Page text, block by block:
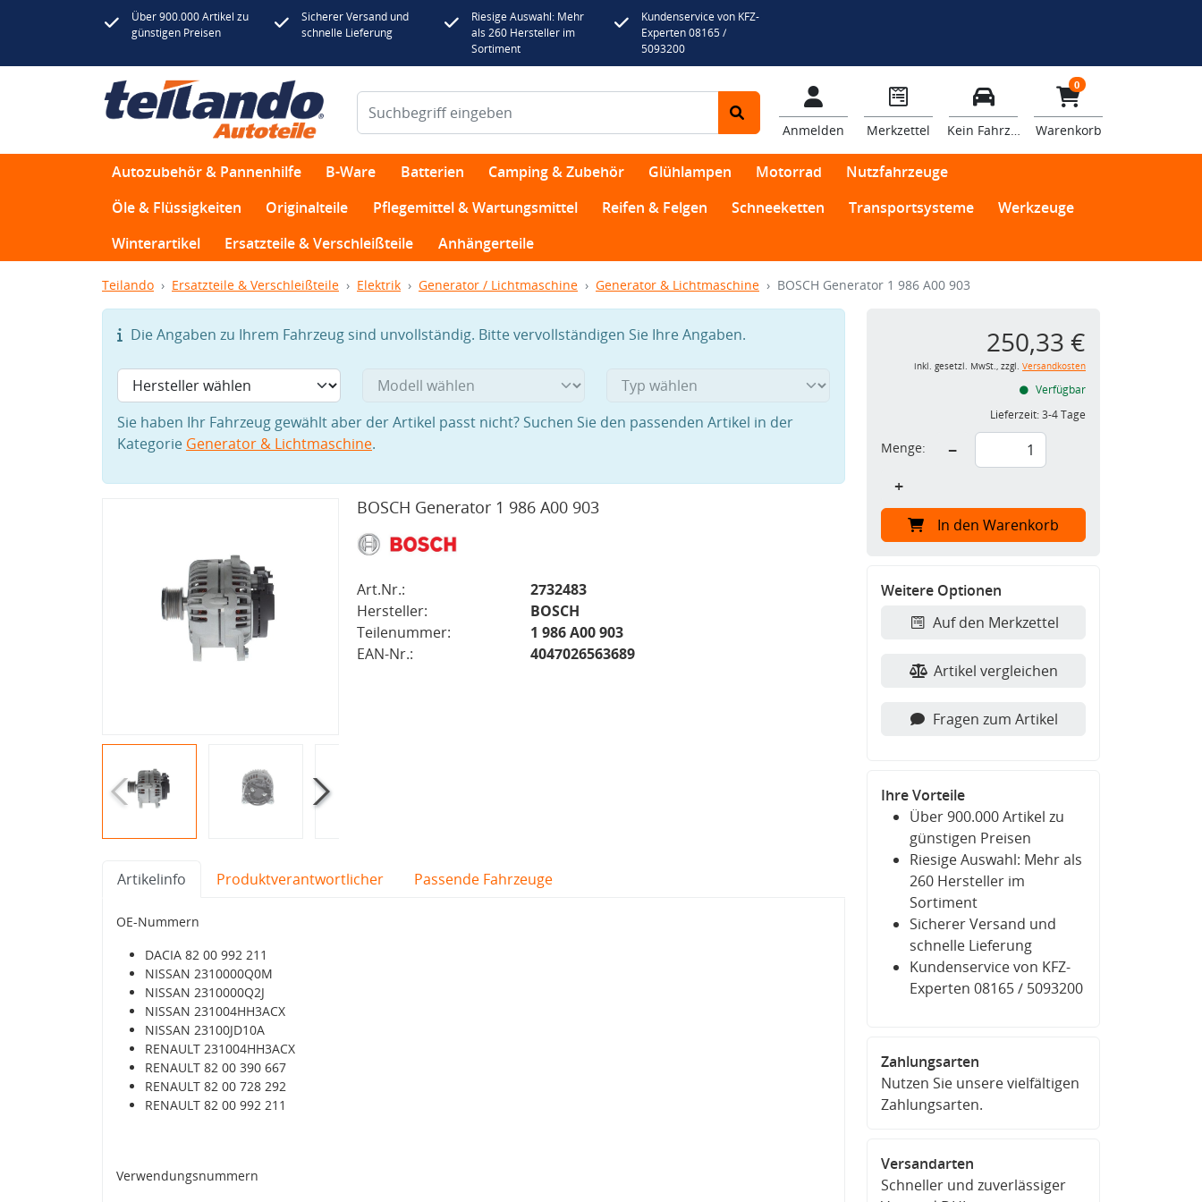
Über 900.000 Artikel zu
günstigen Preisen
Sicherer Versand und
schnelle Lieferung
Riesige Auswahl: Mehr
als 260 Hersteller im
Sortiment
Kundenservice von KFZ-
Experten 08165 /
5093200
Anmelden Merkzettel Kein Fahrzeug
0
Warenkorb
Autozubehör & Pannenhilfe B-Ware Batterien Camping & Zubehör Glühlampen Motorrad
Nutzfahrzeuge
Öle & Flüssigkeiten
Originalteile Pflegemittel & Wartungsmittel Reifen & Felgen Schneeketten Transportsysteme
Werkzeuge
Winterartikel
Ersatzteile & Verschleißteile Anhängerteile
Teilando Ersatzteile & Verschleißteile Elektrik Generator / Lichtmaschine Generator & Lichtmaschine BOSCH Generator 1 986 A00 903
Die Angaben zu Ihrem Fahrzeug sind unvollständig. Bitte vervollständigen Sie Ihre Angaben.
Sie haben Ihr Fahrzeug gewählt aber der Artikel passt nicht? Suchen Sie den passenden Artikel in der
Kategorie Generator & Lichtmaschine.
BOSCH Generator 1 986 A00 903
Art.Nr.:
2732483
Hersteller:
BOSCH
Teilenummer:
1 986 A00 903
EAN-Nr.:
4047026563689
Artikelinfo Produktverantwortlicher Passende Fahrzeuge
OE-Nummern
DACIA 82 00 992 211
NISSAN 2310000Q0M
NISSAN 2310000Q2J
NISSAN 231004HH3ACX
NISSAN 23100JD10A
RENAULT 231004HH3ACX
RENAULT 82 00 390 667
RENAULT 82 00 728 292
RENAULT 82 00 992 211
Verwendungsnummern
250,33 €
inkl. gesetzl. MwSt., zzgl. Versandkosten
Verfügbar
Lieferzeit:3-4 Tage
Menge:
−
+
In den Warenkorb
Weitere Optionen
Auf den Merkzettel
Artikel vergleichen
Fragen zum Artikel
Ihre Vorteile
Über 900.000 Artikel zu
günstigen Preisen
Riesige Auswahl: Mehr als
260 Hersteller im
Sortiment
Sicherer Versand und
schnelle Lieferung
Kundenservice von KFZ-
Experten 08165 / 5093200
Zahlungsarten
Nutzen Sie unsere vielfältigen
Zahlungsarten.
Versandarten
Schneller und zuverlässiger